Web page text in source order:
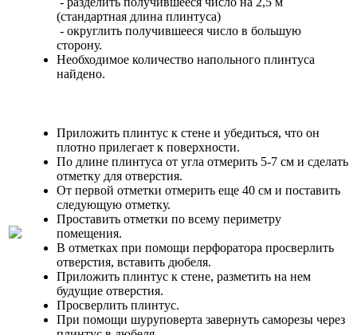
(стандартная длина плинтуса)
- округлить получившееся число в большую
сторону.
Необходимое количество напольного плинтуса
найдено.
Приложить плинтус к стене и убедиться, что он
плотно прилегает к поверхности.
По длине плинтуса от угла отмерить 5-7 см и сделать
отметку для отверстия.
От первой отметки отмерить еще 40 см и поставить
следующую отметку.
Проставить отметки по всему периметру
помещения.
В отметках при помощи перфоратора просверлить
отверстия, вставить дюбеля.
Приложить плинтус к стене, разметить на нем
будущие отверстия.
Просверлить плинтус.
При помощи шуруповерта завернуть саморезы через